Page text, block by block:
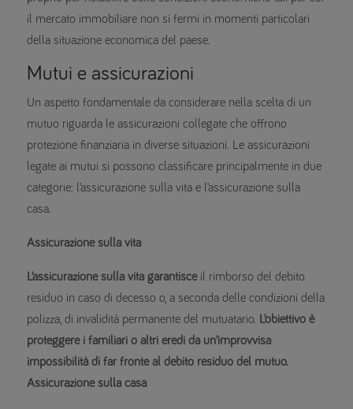
il mercato immobiliare non si fermi in momenti particolari
della situazione economica del paese.
Mutui e assicurazioni
Un aspetto fondamentale da considerare nella scelta di un
mutuo riguarda le assicurazioni collegate che offrono
protezione finanziaria in diverse situazioni. Le assicurazioni
legate ai mutui si possono classificare principalmente in due
categorie: l’assicurazione sulla vita e l’assicurazione sulla
casa.
Assicurazione sulla vita
L’assicurazione sulla vita garantisceil rimborso del debito
residuo in caso di decesso o, a seconda delle condizioni della
polizza, di invalidità permanente del mutuatario. L’obiettivo è
proteggere i familiari o altri eredi da un’improvvisa
impossibilità di far fronte al debito residuo del mutuo.
Assicurazione sulla casa